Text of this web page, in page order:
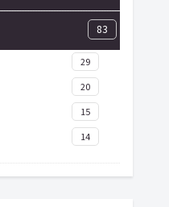
83
29
20
15
14